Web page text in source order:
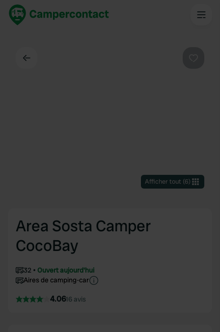
Afficher tout(6)
Area Sosta Camper
CocoBay
32
Ouvert aujourd'hui
Aires de camping-car
4.0616 avis